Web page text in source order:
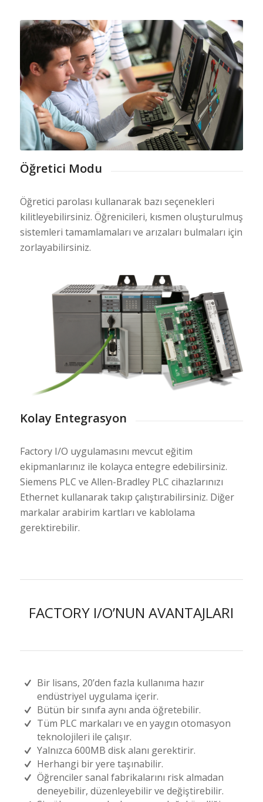
Öğretici Modu
Öğretici parolası kullanarak bazı seçenekleri
kilitleyebilirsiniz. Öğrenicileri, kısmen oluşturulmuş
sistemleri tamamlamaları ve arızaları bulmaları için
zorlayabilirsiniz.
Kolay Entegrasyon
Factory I/O uygulamasını mevcut eğitim
ekipmanlarınız ile kolayca entegre edebilirsiniz.
Siemens PLC ve Allen-Bradley PLC cihazlarınızı
Ethernet kullanarak takıp çalıştırabilirsiniz. Diğer
markalar arabirim kartları ve kablolama
gerektirebilir.
FACTORY I/O’NUN AVANTAJLARI
Bir lisans, 20’den fazla kullanıma hazır
endüstriyel uygulama içerir.
Bütün bir sınıfa aynı anda öğretebilir.
Tüm PLC markaları ve en yaygın otomasyon
teknolojileri ile çalışır.
Yalnızca 600MB disk alanı gerektirir.
Herhangi bir yere taşınabilir.
Öğrenciler sanal fabrikalarını risk almadan
deneyebilir, düzenleyebilir ve değiştirebilir.